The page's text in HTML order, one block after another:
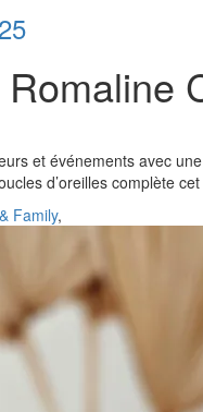
et événements avec
d’oreilles complète
Family,